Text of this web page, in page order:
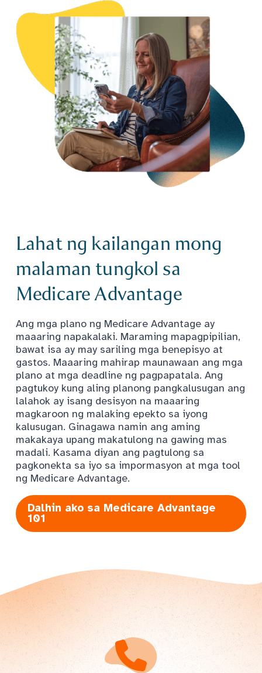
Lahat ng kailangan mong
malaman tungkol sa
Medicare Advantage
Ang mga plano ng Medicare Advantage ay
maaaring napakalaki. Maraming mapagpipilian,
bawat isa ay may sariling mga benepisyo at
gastos. Maaaring mahirap maunawaan ang mga
plano at mga deadline ng pagpapatala. Ang
pagtukoy kung aling planong pangkalusugan ang
lalahok ay isang desisyon na maaaring
magkaroon ng malaking epekto sa iyong
kalusugan. Ginagawa namin ang aming
makakaya upang makatulong na gawing mas
madali. Kasama diyan ang pagtulong sa
pagkonekta sa iyo sa impormasyon at mga tool
ng Medicare Advantage.
Dalhin ako sa Medicare Advantage
101